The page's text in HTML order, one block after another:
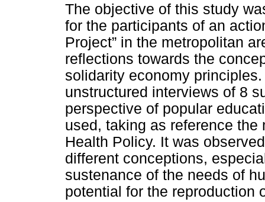
The objective of this study
for the participants of an
Project” in the metropolitan
reflections towards the
solidarity economy
unstructured interviews of 8
perspective of popular
used, taking as reference
Health Policy. It was
different conceptions,
sustenance of the needs of
potential for the reproduction